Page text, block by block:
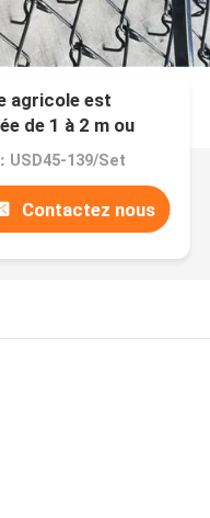
agricole est
de 1 à 2 m ou
USD45-139/Set
Contactez nous